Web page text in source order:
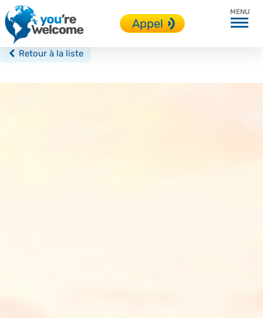
Appel
Ennis
Retour à la liste